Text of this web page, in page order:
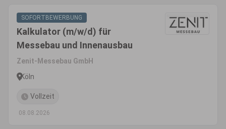
SOFORTBEWERBUNG
Kalkulator (m/w/d) für
Messebau und Innenausbau
Zenit-Messebau GmbH
Köln
Vollzeit
08.08.2026